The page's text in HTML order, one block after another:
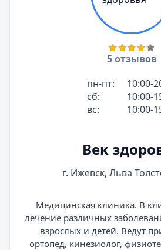
5 отзывов
пн-пт:
10:00-
сб:
10:00-
вс:
10:00-
Век
г. Ижевск, Льва
Медицинская клиника. В
лечение различных
взрослых и детей. Ведут
ортопед, кинезиолог,